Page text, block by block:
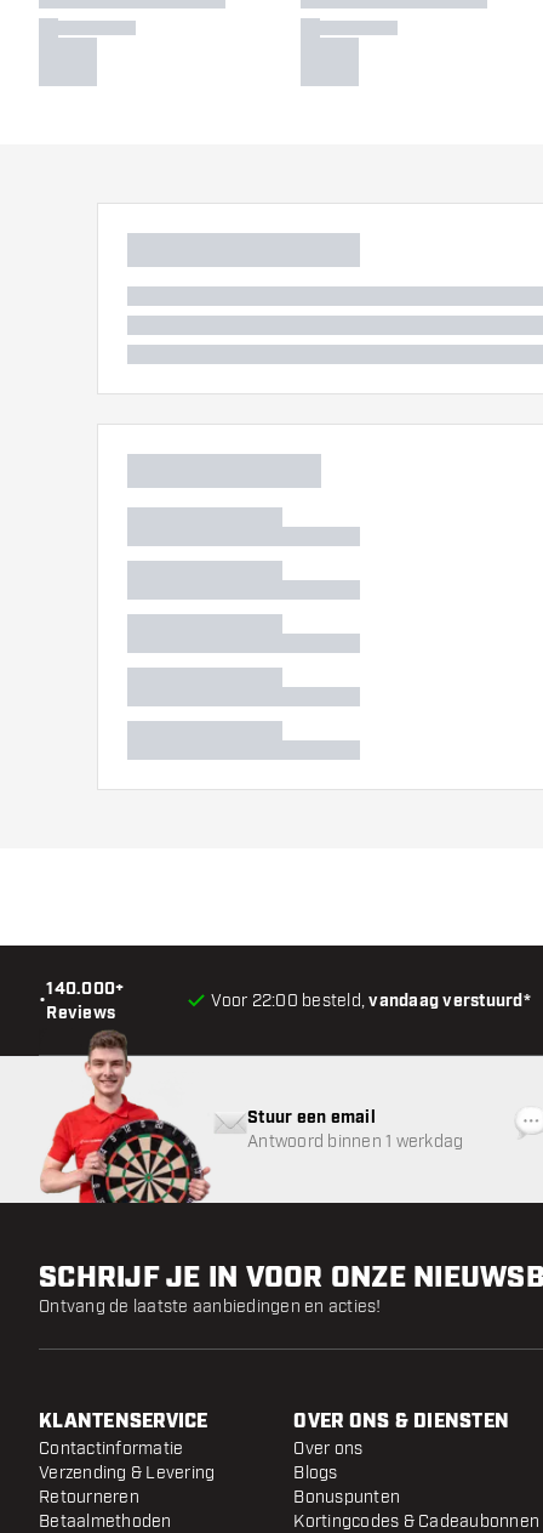
•
140.000+
Reviews
Voor 22:00 besteld,vandaag verstuurd*
Stuur een email
Antwoord binnen 1 werkdag
SCHRIJF JE IN VOOR ONZE
Ontvang de laatste aanbiedingen en acties!
KLANTENSERVICE
Contactinformatie
Verzending & Levering
Retourneren
Betaalmethoden
OVER ONS & DIENSTEN
Over ons
Blogs
Bonuspunten
Kortingcodes & Cadeaubonnen